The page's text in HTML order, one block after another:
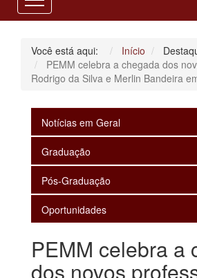
Você está aqui: Início
PEMM celebra a chegada dos
Rodrigo da Silva e Merlin Bandeira
Notícias em Geral
Graduação
Pós-Graduação
Oportunidades
PEMM celebra a
dos novos